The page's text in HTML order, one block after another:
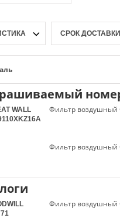
СРОК ДОСТАВКИ
WALL
Фильтр воздушный
Фильтр воздушный